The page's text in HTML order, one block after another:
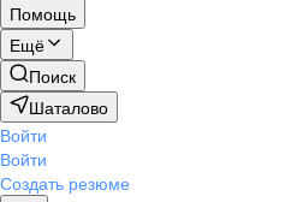
Помощь
Ещё
Поиск
Шаталово
Войти
Войти
Создать резюме